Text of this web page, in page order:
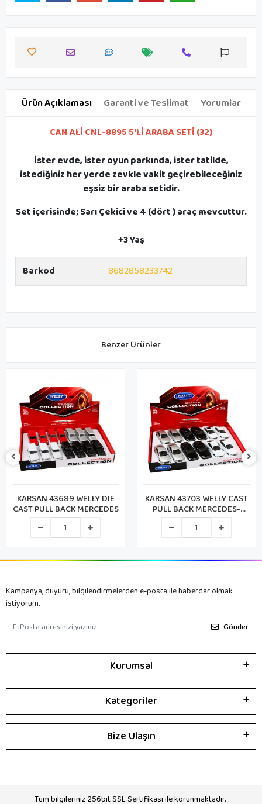
Ürün Açıklaması Garanti ve Teslimat Yorumlar
CAN ALİ CNL-8895 5'Lİ ARABA SETİ (32)
İster evde, ister oyun parkında, ister tatilde,
istediğiniz her yerde zevkle vakit geçirebileceğiniz
eşsiz bir araba setidir.
Set içerisinde; Sarı Çekici ve 4 (dört ) araç mevcuttur.
+3 Yaş
Barkod 8682858233742
Benzer Ürünler
KARSAN 43689 WELLY DIE
CAST PULL BACK MERCEDES
KARSAN 43703 WELLY CAST
PULL BACK MERCEDES-
BENZ (72)
Kampanya, duyuru, bilgilendirmelerden e-posta ile haberdar olmak
istiyorum.
Gönder
Kurumsal
Kategoriler
Bize Ulaşın
Tüm bilgileriniz 256bit SSL Sertifikası ile korunmaktadır.